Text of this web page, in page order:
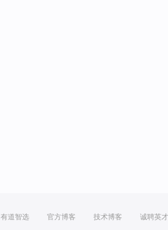
有道智选 官方博客 技术博客 诚聘英才